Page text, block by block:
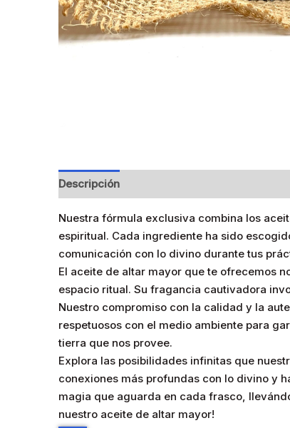
Descripción
Nuestra fórmula exclusiva combina los
espiritual. Cada ingrediente ha sido
comunicación con lo divino durante tus
El aceite de altar mayor que te ofrecemos
espacio ritual. Su fragancia cautivadora
Nuestro compromiso con la calidad y la
respetuosos con el medio ambiente para
tierra que nos provee.
Explora las posibilidades infinitas que
conexiones más profundas con lo divino y
magia que aguarda en cada frasco,
nuestro aceite de altar mayor!